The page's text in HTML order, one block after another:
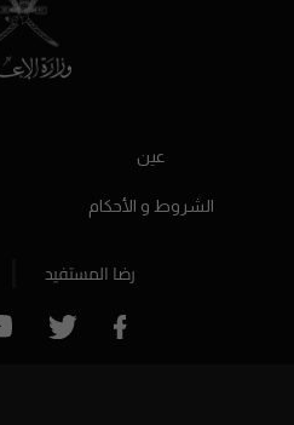
عين
الشروط و الأحكام
رضا المستفيد